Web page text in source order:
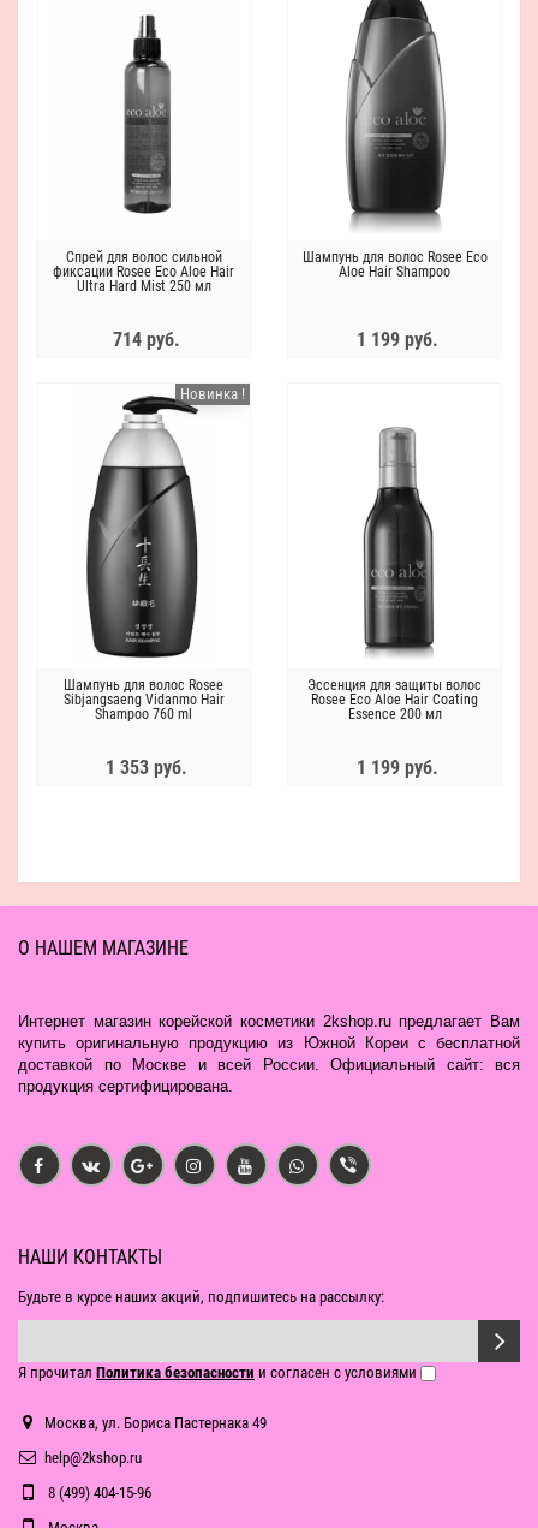
Спрей для волос сильной
фиксации Rosee Eco Aloe Hair
Ultra Hard Mist 250 мл
714 руб.
Шампунь для волос Rosee Eco
Aloe Hair Shampoo
1 199 руб.
Новинка !
Шампунь для волос Rosee
Sibjangsaeng Vidanmo Hair
Shampoo 760 ml
1 353 руб.
Эссенция для защиты волос
Rosee Eco Aloe Hair Coating
Essence 200 мл
1 199 руб.
О НАШЕМ МАГАЗИНЕ
Интернет магазин корейской косметики 2kshop.ru предлагает Вам
купить оригинальную продукцию из Южной Кореи с бесплатной
доставкой по Москве и всей России. Официальный сайт: вся
продукция сертифицирована.
НАШИ КОНТАКТЫ
Будьте в курсе наших акций, подпишитесь на рассылку:
Я прочитал Политика безопасности и согласен с условиями
Москва, ул. Бориса Пастернака 49
help@2kshop.ru
8 (499) 404-15-96